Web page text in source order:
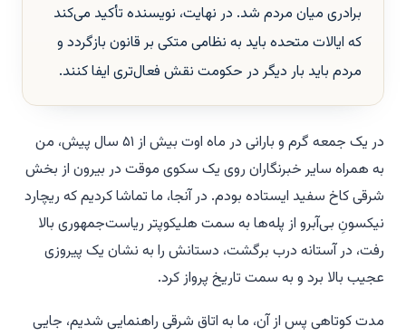
برادری میان مردم شد. در نهایت، نویسنده تأکید می‌کند
که ایالات متحده باید به نظامی متکی بر قانون بازگردد و
مردم باید بار دیگر در حکومت نقش فعال‌تری ایفا کنند.
در یک جمعه گرم و بارانی در ماه اوت بیش از ۵۱ سال پیش، من
به همراه سایر خبرنگاران روی یک سکوی موقت در بیرون از بخش
شرقی کاخ سفید ایستاده بودم. در آنجا، ما تماشا کردیم که ریچارد
نیکسونِ بی‌آبرو از پله‌ها به سمت هلیکوپتر ریاست‌جمهوری بالا
رفت، در آستانه درب برگشت، دستانش را به نشان یک پیروزی
عجیب بالا برد و به سمت تاریخ پرواز کرد.
مدت کوتاهی پس از آن، ما به اتاق شرقی راهنمایی شدیم، جایی